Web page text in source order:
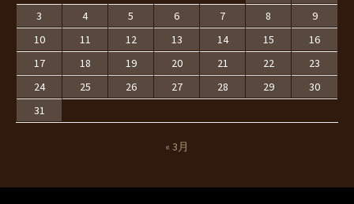
3
4 5 6 7 8
9
10
11 12 13 14 15
16
17
18 19 20 21 22
23
24
25 26 27 28 29
30
31
« 3月